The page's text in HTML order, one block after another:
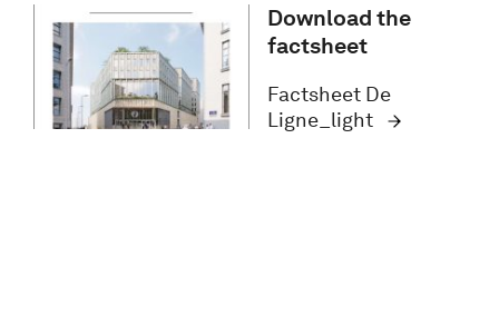
Download the
factsheet
Factsheet De
Ligne_light